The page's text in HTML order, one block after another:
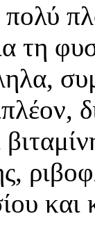
πολύ
τη
και